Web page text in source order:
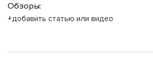
Обзоры:
+добавить статью или видео